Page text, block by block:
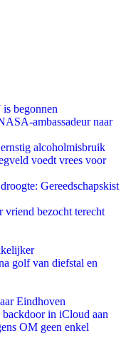
begonnen
ambassadeur naar
alcoholmisbruik
voedt vrees voor
Gereedschapskist
vriend bezocht terecht
golf van diefstal en
Eindhoven
in iCloud aan
OM geen enkel